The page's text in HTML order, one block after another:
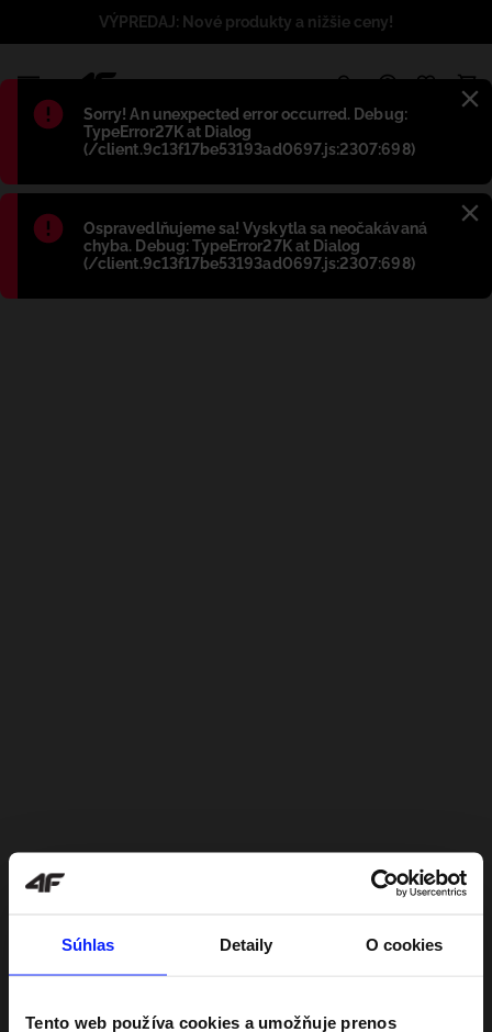
Súhlas Detaily O cookies
Tento web používa cookies a umožňuje prenos
Błąd:
Sorry! An unexpected error occurred. Debug:
TypeError27K at Dialog
(/client.9c13f17be53193ad0697.js:2307:698)
Błąd:
Ospravedlňujeme sa! Vyskytla sa neočakávaná
chyba. Debug: TypeError27K at Dialog
(/client.9c13f17be53193ad0697.js:2307:698)
VÝPREDAJ: Nové produkty a nižšie ceny!